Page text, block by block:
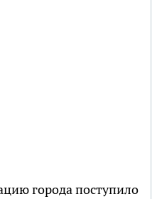
города поступило